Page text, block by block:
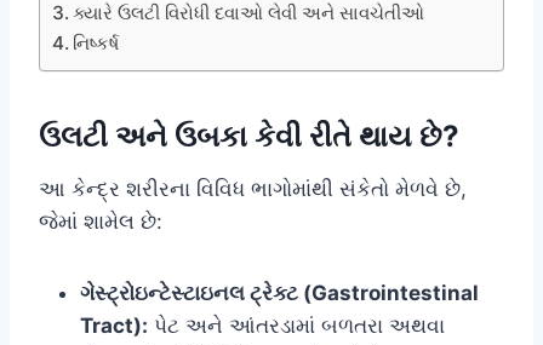
ક્યારે ઉલટી વિરોધી દવાઓ લેવી અને સાવચેતીઓ
નિષ્કર્ષ
ઉલટી અને ઉબકા કેવી રીતે થાય છે?
આ કેન્દ્ર શરીરના વિવિધ ભાગોમાંથી સંકેતો મેળવે છે,
જેમાં શામેલ છે:
ગેસ્ટ્રોઇન્ટેસ્ટાઇનલ ટ્રેક્ટ (Gastrointestinal
Tract): પેટ અને આંતરડામાં બળતરા અથવા